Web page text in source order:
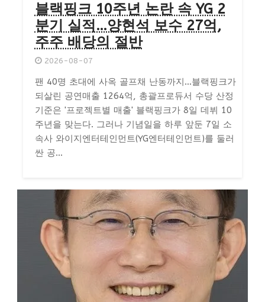
블랙핑크 10주년 논란 속 YG 2
분기 실적…양현석 보수 27억,
주주 배당의 절반
2026-08-07
팬 40명 초대에 사옥 골프채 난동까지…블랙핑크가
되살린 공연매출 1264억, 총괄프로듀서 수당 산정
기준은 '프로젝트별 매출' 블랙핑크가 8일 데뷔 10
주년을 맞는다. 그러나 기념일을 하루 앞둔 7일 소
속사 와이지엔터테인먼트(YG엔터테인먼트)를 둘러
싼 공...